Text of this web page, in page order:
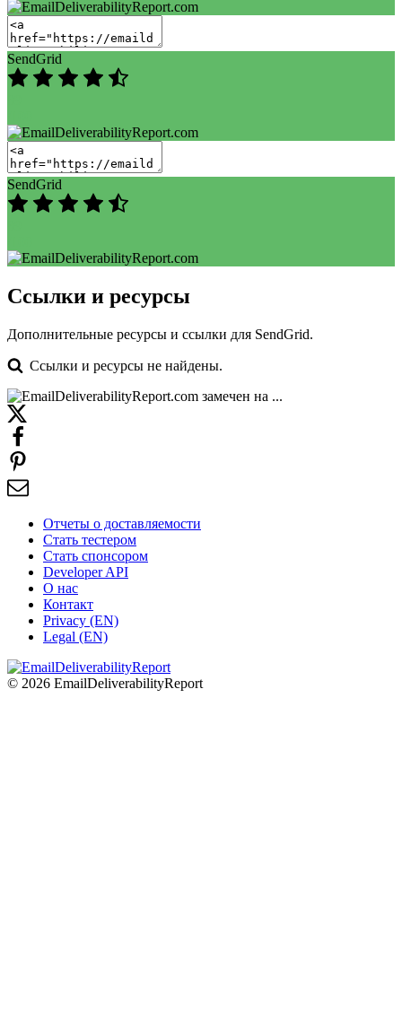
SendGrid
SendGrid
Ссылки и ресурсы
Дополнительные ресурсы и ссылки для SendGrid.
Ссылки и ресурсы не найдены.
Отчеты о доставляемости
Стать тестером
Стать спонсором
Developer API
О нас
Контакт
Privacy (EN)
Legal (EN)
© 2026 EmailDeliverabilityReport